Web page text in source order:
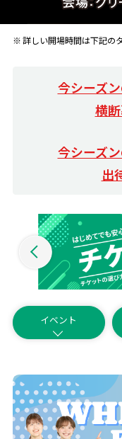
詳しい開場時間は下記の
今シーズ
横
今シーズ
出
イベント